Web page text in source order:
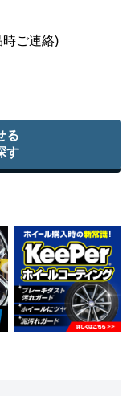
ご連絡)
る
す